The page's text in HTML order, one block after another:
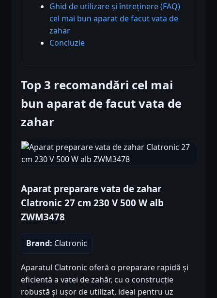
Ghid de utilizare și întreținere (FAQ)
cel mai bun aparat de facut vata de
zahar
Concluzie
Top 3 recomandări cel mai
bun aparat de facut vata de
zahar
Aparat preparare vata de zahar
Clatronic 27 cm 230 V 500 W alb
ZWM3478
Brand: Clatronic
Aparatul Clatronic oferă o preparare rapidă și
eficientă a vatei de zahăr, cu o construcție
robustă și ușor de utilizat, ideal pentru uz